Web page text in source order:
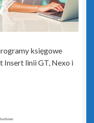
księgowe
Insert linii GT, Nexo i